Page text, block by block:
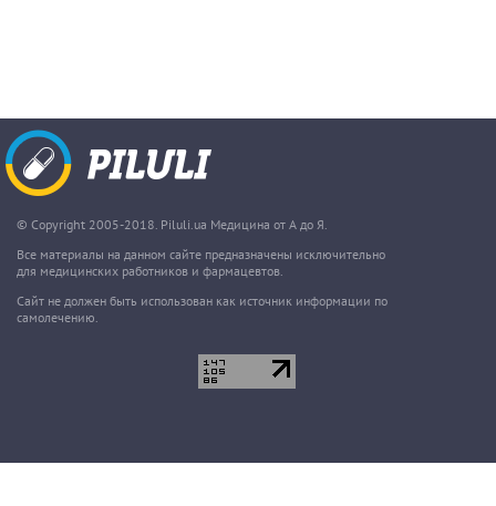
© Copyright 2005-2018. Piluli.ua Медицина от А до Я.
Все материалы на данном сайте предназначены исключительно
для медицинских работников и фармацевтов.
Сайт не должен быть использован как источник информации по
самолечению.